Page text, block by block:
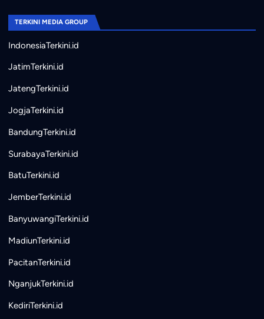
TERKINI MEDIA GROUP
IndonesiaTerkini.id
JatimTerkini.id
JatengTerkini.id
JogjaTerkini.id
BandungTerkini.id
SurabayaTerkini.id
BatuTerkini.id
JemberTerkini.id
BanyuwangiTerkini.id
MadiunTerkini.id
PacitanTerkini.id
NganjukTerkini.id
KediriTerkini.id